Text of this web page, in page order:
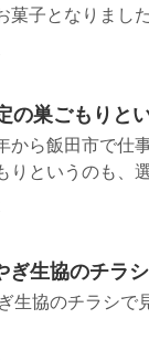
菓子となりまし
の巣ごもりと
から飯田市で仕
りというのも、
ぎ生協のチラ
生協のチラシで